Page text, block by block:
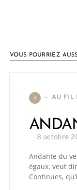
VOUS POURRIEZ
A AU FIL
8 octobre
Andante du
égaux, veut
Continues,